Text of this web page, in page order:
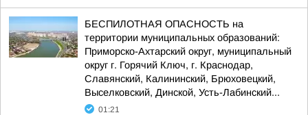
БЕСПИЛОТНАЯ ОПАСНОСТЬ на
территории муниципальных образований:
Приморско-Ахтарский округ, муниципальный
округ г. Горячий Ключ, г. Краснодар,
Славянский, Калининский, Брюховецкий,
Выселковский, Динской, Усть-Лабинский...
01:21